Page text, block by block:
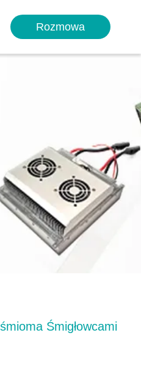
Rozmowa
Śmigłowcami